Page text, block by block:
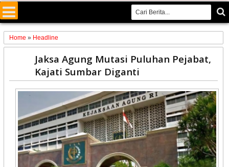
Home » Headline
Jaksa Agung Mutasi Puluhan Pejabat,
Kajati Sumbar Diganti